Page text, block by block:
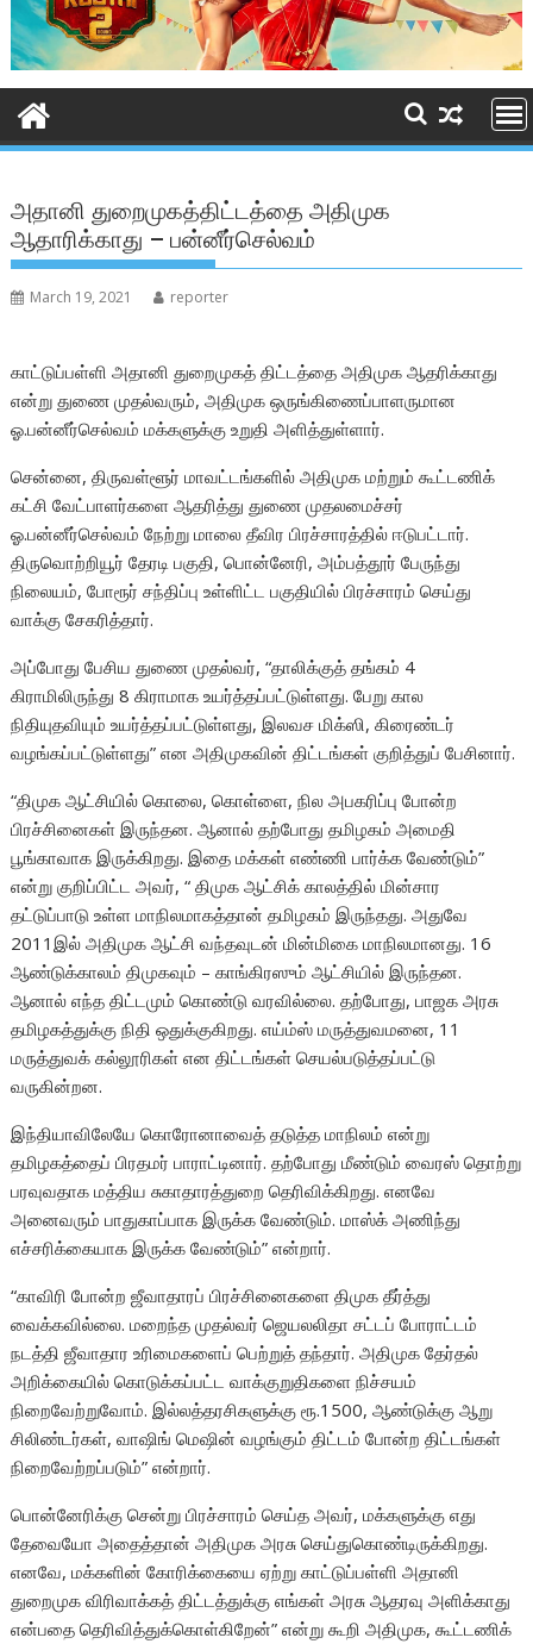
அதானி துறைமுகத்திட்டத்தை அதிமுக
ஆதாரிக்காது – பன்னீர்செல்வம்
March 19, 2021 reporter
காட்டுப்பள்ளி அதானி துறைமுகத் திட்டத்தை அதிமுக ஆதரிக்காது
என்று துணை முதல்வரும், அதிமுக ஒருங்கிணைப்பாளருமான
ஓ.பன்னீர்செல்வம் மக்களுக்கு உறுதி அளித்துள்ளார்.
சென்னை, திருவள்ளூர் மாவட்டங்களில் அதிமுக மற்றும் கூட்டணிக்
கட்சி வேட்பாளர்களை ஆதரித்து துணை முதலமைச்சர்
ஓ.பன்னீர்செல்வம் நேற்று மாலை தீவிர பிரச்சாரத்தில் ஈடுபட்டார்.
திருவொற்றியூர் தேரடி பகுதி, பொன்னேரி, அம்பத்தூர் பேருந்து
நிலையம், போரூர் சந்திப்பு உள்ளிட்ட பகுதியில் பிரச்சாரம் செய்து
வாக்கு சேகரித்தார்.
அப்போது பேசிய துணை முதல்வர், “தாலிக்குத் தங்கம் 4
கிராமிலிருந்து 8 கிராமாக உயர்த்தப்பட்டுள்ளது. பேறு கால
நிதியுதவியும் உயர்த்தப்பட்டுள்ளது, இலவச மிக்ஸி, கிரைண்டர்
வழங்கப்பட்டுள்ளது” என அதிமுகவின் திட்டங்கள் குறித்துப் பேசினார்.
“திமுக ஆட்சியில் கொலை, கொள்ளை, நில அபகரிப்பு போன்ற
பிரச்சினைகள் இருந்தன. ஆனால் தற்போது தமிழகம் அமைதி
பூங்காவாக இருக்கிறது. இதை மக்கள் எண்ணி பார்க்க வேண்டும்”
என்று குறிப்பிட்ட அவர், “ திமுக ஆட்சிக் காலத்தில் மின்சார
தட்டுப்பாடு உள்ள மாநிலமாகத்தான் தமிழகம் இருந்தது. அதுவே
2011இல் அதிமுக ஆட்சி வந்தவுடன் மின்மிகை மாநிலமானது. 16
ஆண்டுக்காலம் திமுகவும் – காங்கிரஸும் ஆட்சியில் இருந்தன.
ஆனால் எந்த திட்டமும் கொண்டு வரவில்லை. தற்போது, பாஜக அரசு
தமிழகத்துக்கு நிதி ஒதுக்குகிறது. எய்ம்ஸ் மருத்துவமனை, 11
மருத்துவக் கல்லூரிகள் என திட்டங்கள் செயல்படுத்தப்பட்டு
வருகின்றன.
இந்தியாவிலேயே கொரோனாவைத் தடுத்த மாநிலம் என்று
தமிழகத்தைப் பிரதமர் பாராட்டினார். தற்போது மீண்டும் வைரஸ் தொற்று
பரவுவதாக மத்திய சுகாதாரத்துறை தெரிவிக்கிறது. எனவே
அனைவரும் பாதுகாப்பாக இருக்க வேண்டும். மாஸ்க் அணிந்து
எச்சரிக்கையாக இருக்க வேண்டும்” என்றார்.
“காவிரி போன்ற ஜீவாதாரப் பிரச்சினைகளை திமுக தீர்த்து
வைக்கவில்லை. மறைந்த முதல்வர் ஜெயலலிதா சட்டப் போராட்டம்
நடத்தி ஜீவாதார உரிமைகளைப் பெற்றுத் தந்தார். அதிமுக தேர்தல்
அறிக்கையில் கொடுக்கப்பட்ட வாக்குறுதிகளை நிச்சயம்
நிறைவேற்றுவோம். இல்லத்தரசிகளுக்கு ரூ.1500, ஆண்டுக்கு ஆறு
சிலிண்டர்கள், வாஷிங் மெஷின் வழங்கும் திட்டம் போன்ற திட்டங்கள்
நிறைவேற்றப்படும்” என்றார்.
பொன்னேரிக்கு சென்று பிரச்சாரம் செய்த அவர், மக்களுக்கு எது
தேவையோ அதைத்தான் அதிமுக அரசு செய்துகொண்டிருக்கிறது.
எனவே, மக்களின் கோரிக்கையை ஏற்று காட்டுப்பள்ளி அதானி
துறைமுக விரிவாக்கத் திட்டத்துக்கு எங்கள் அரசு ஆதரவு அளிக்காது
என்பதை தெரிவித்துக்கொள்கிறேன்” என்று கூறி அதிமுக, கூட்டணிக்